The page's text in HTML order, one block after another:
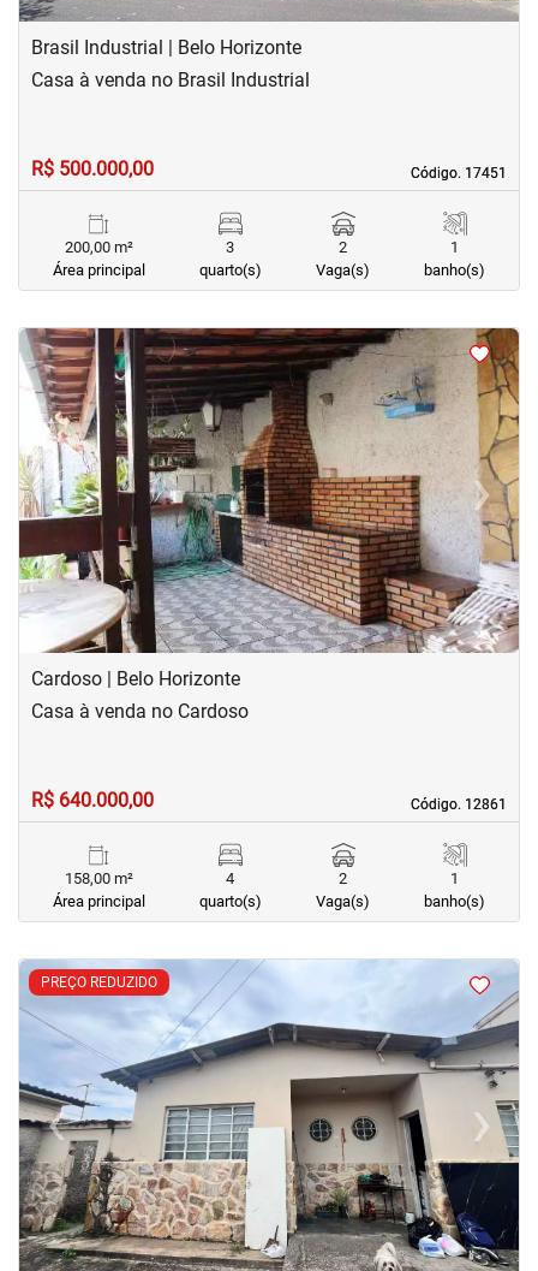
Brasil Industrial | Belo Horizonte
Código. 17451
Código. 17451
Casa à venda no Brasil Industrial
R$ 500.000,00
200,00 m²
Área principal
3
quarto(s)
2
Vaga(s)
1
banho(s)
<<<<
‹Previous ›Next
Cardoso | Belo Horizonte
Código. 12861
Código. 12861
Casa à venda no Cardoso
R$ 640.000,00
158,00 m²
Área principal
4
quarto(s)
2
Vaga(s)
1
banho(s)
PREÇO REDUZIDO
< <<<
‹Previous ›
Next